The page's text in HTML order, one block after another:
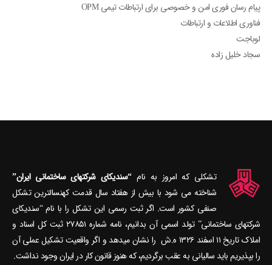
پیام رسان فوری امن و خصوصی برای ارتباطات تیمی OPM
فناوری اطلاعات و ارتباطات
لوباجت
سجاد خلیل زاده
تشکلی که امروز به نام“سندیکای شرکتهای ساختمانی ایران”
شناخته می‎ شود با بیش از هفتاد سال قدمت کهنسال‎ترین تشکل
صنفی کشور است. اگر ثبت رسمی این تشکل را با نام “سندیکای
شرکتهای ساختمانی” تولد اسمی آن بدانیم، نامه شماره ۲۷۸۵۱ ثبت کل اسناد و
املاک تاریخ ۱۱ اسفند ۱۳۲۶ ه.ش را نشان می‎دهد و اگر واقعیت تشکیل عملی آن
را بپذیریم باید سالیانی به عقب برگردیم، که هنوز قانون کار در ایران وجود نداشت.